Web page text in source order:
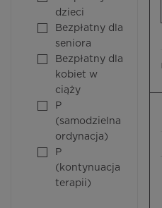
dzieci
Bezpłatny dla
seniora
Bezpłatny dla
kobiet w
ciąży
P
(samodzielna
ordynacja)
P
(kontynuacja
terapii)